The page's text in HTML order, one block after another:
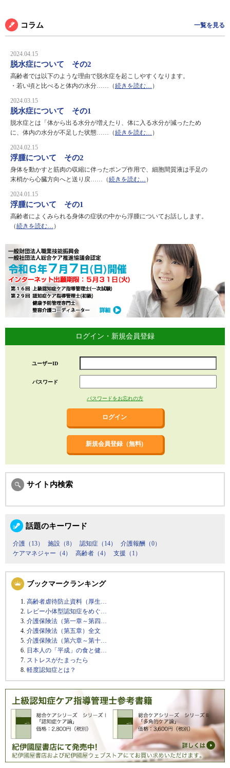
コラム 一覧を見る
2024.04.15
脱水症について その2
高齢者では以下のような理由で脱水症を起こしやすくなります。
・若い頃と比べると体内の水分……（続きを読む… ）
2024.03.15
脱水症について その1
脱水症とは「体から出る水分が増えたり、体に入る水分が減ったため
に、体内の水分が不足した状態……（続きを読む… ）
2024.02.15
浮腫について その2
身体を動かすと筋肉の収縮に伴ったポンプ作用で、細胞間質液は手足の
末梢から心臓方向へと送り戻……（続きを読む… ）
2024.01.15
浮腫について その1
高齢者によくみられる身体の症状の中から浮腫についてお話しします。
（続きを読む… ）
ログイン・新規会員登録
ユーザーID
パスワード
パスワードをお忘れの方
新規会員登録（無料)
サイト内検索
話題のキーワード
介護（13） 施設（8） 認知症（14）
介護報酬（0）
ケアマネジャー（4）
高齢者（4） 支援（1）
ブックマークランキング
高齢者虐待防止資料（厚生…
レビー小体型認知症をめぐ…
介護保険法（第一章～第四…
介護保険法（第五章）全文
介護保険法（第六章～第十…
日本人の「平成」の食と健…
ストレスがたまったら
軽度認知症とは？